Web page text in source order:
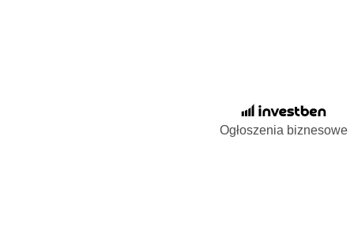
Ogłoszenia biznesowe